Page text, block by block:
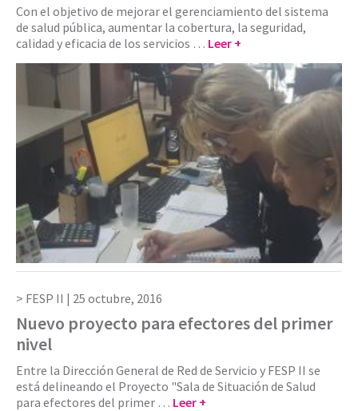
Con el objetivo de mejorar el gerenciamiento del sistema
de salud pública, aumentar la cobertura, la seguridad,
calidad y eficacia de los servicios … Leer +
FESP II | 25 octubre, 2016
Nuevo proyecto para efectores del primer
nivel
Entre la Dirección General de Red de Servicio y FESP II se
está delineando el Proyecto "Sala de Situación de Salud
para efectores del primer … Leer +